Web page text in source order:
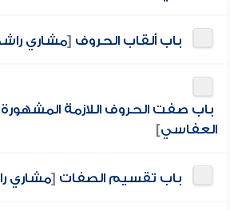
باب ألقاب الحروف [مشاري
باب صفت الحروف اللازمة المشهورة
العفاسي]
باب تقسيم الصفات [مشاري